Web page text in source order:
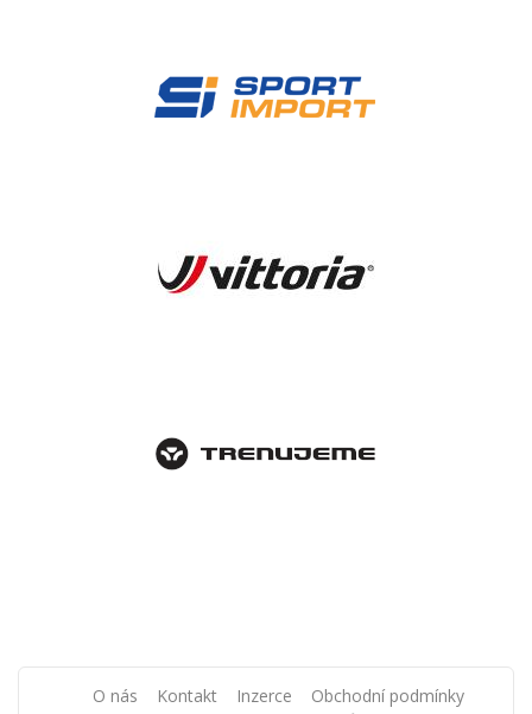
O nás Kontakt Inzerce
Obchodní podmínky